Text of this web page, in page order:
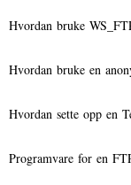
Hvordan bruke
Hvordan bruke en
Hvordan sette opp en
Programvare for en